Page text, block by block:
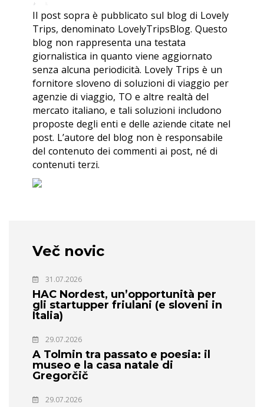
Il post sopra è pubblicato sul blog di Lovely
Trips, denominato LovelyTripsBlog. Questo
blog non rappresenta una testata
giornalistica in quanto viene aggiornato
senza alcuna periodicità. Lovely Trips è un
fornitore sloveno di soluzioni di viaggio per
agenzie di viaggio, TO e altre realtà del
mercato italiano, e tali soluzioni includono
proposte degli enti e delle aziende citate nel
post. L’autore del blog non è responsabile
del contenuto dei commenti ai post, né di
contenuti terzi.
Več novic
31.07.2026
HAC Nordest, un’opportunità per
gli startupper friulani (e sloveni in
Italia)
29.07.2026
A Tolmin tra passato e poesia: il
museo e la casa natale di
Gregorčič
29.07.2026